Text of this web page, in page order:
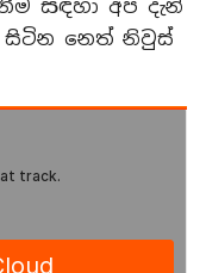
සඳහා අප දැන්
සිටින නෙත් නිවුස්